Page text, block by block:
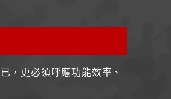
，更必須呼應功能效率、